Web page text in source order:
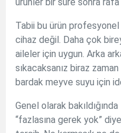
Tabii bu ürün
cihaz değil. Daha çok
aileler için uygun. Arka
sıkacaksanız biraz
bardak meyve suyu için
Genel olarak
“fazlasına gerek yok”